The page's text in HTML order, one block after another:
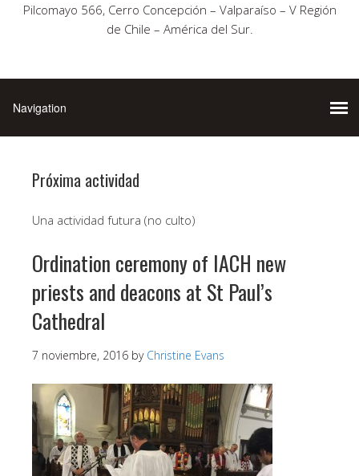
Pilcomayo 566, Cerro Concepción – Valparaíso – V Región
de Chile – América del Sur.
Próxima actividad
Una actividad futura (no culto)
Ordination ceremony of IACH new
priests and deacons at St Paul’s
Cathedral
7 noviembre, 2016 by Christine Evans